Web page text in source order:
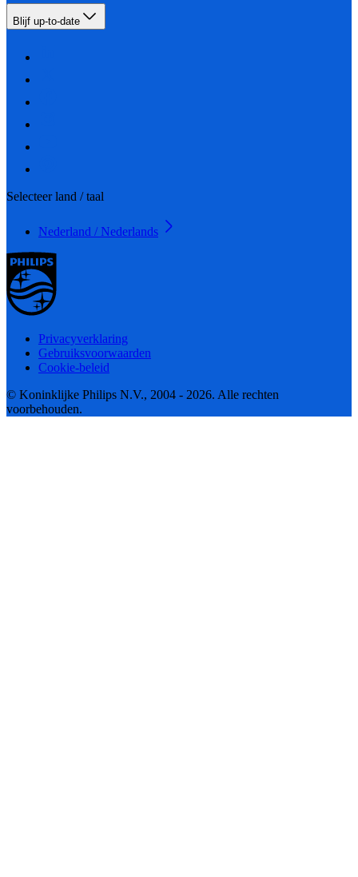
Blijf up-to-date
Selecteer land / taal
Nederland / Nederlands
Privacyverklaring
Gebruiksvoorwaarden
Cookie-beleid
© Koninklijke Philips N.V., 2004 - 2026. Alle rechten
voorbehouden.